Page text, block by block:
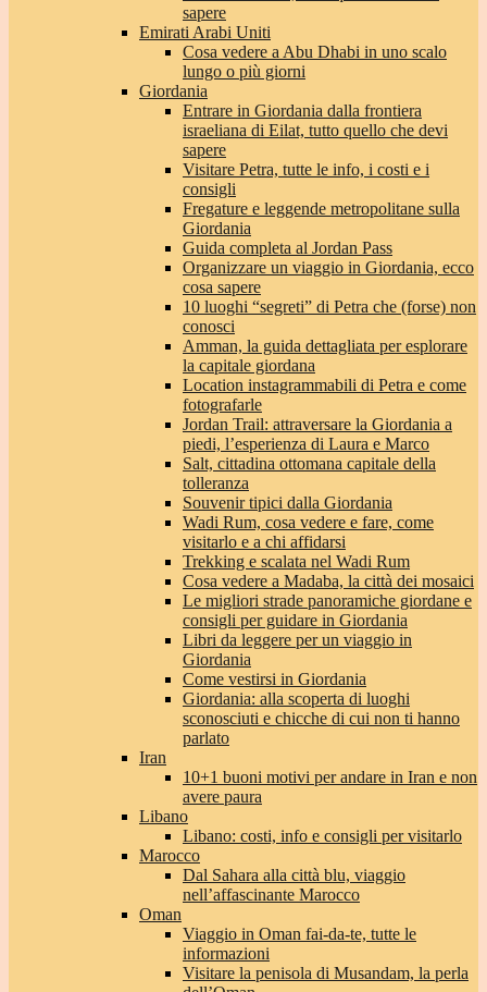
sapere
Emirati Arabi Uniti
Cosa vedere a Abu Dhabi in uno scalo
lungo o più giorni
Giordania
Entrare in Giordania dalla frontiera
israeliana di Eilat, tutto quello che devi
sapere
Visitare Petra, tutte le info, i costi e i
consigli
Fregature e leggende metropolitane sulla
Giordania
Guida completa al Jordan Pass
Organizzare un viaggio in Giordania, ecco
cosa sapere
10 luoghi “segreti” di Petra che (forse) non
conosci
Amman, la guida dettagliata per esplorare
la capitale giordana
Location instagrammabili di Petra e come
fotografarle
Jordan Trail: attraversare la Giordania a
piedi, l’esperienza di Laura e Marco
Salt, cittadina ottomana capitale della
tolleranza
Souvenir tipici dalla Giordania
Wadi Rum, cosa vedere e fare, come
visitarlo e a chi affidarsi
Trekking e scalata nel Wadi Rum
Cosa vedere a Madaba, la città dei mosaici
Le migliori strade panoramiche giordane e
consigli per guidare in Giordania
Libri da leggere per un viaggio in
Giordania
Come vestirsi in Giordania
Giordania: alla scoperta di luoghi
sconosciuti e chicche di cui non ti hanno
parlato
Iran
10+1 buoni motivi per andare in Iran e non
avere paura
Libano
Libano: costi, info e consigli per visitarlo
Marocco
Dal Sahara alla città blu, viaggio
nell’affascinante Marocco
Oman
Viaggio in Oman fai-da-te, tutte le
informazioni
Visitare la penisola di Musandam, la perla